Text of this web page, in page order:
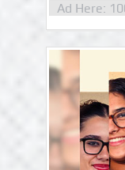
Ad Here: